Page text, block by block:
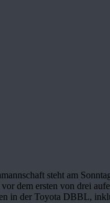
steht am
dem ersten von drei
in der Toyota DBBL,